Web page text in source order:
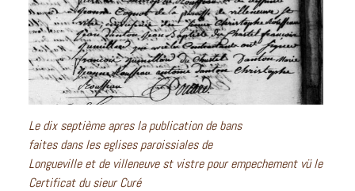
Le dix septième apres la publication de bans
faites dans les eglises paroissiales de
Longueville et de villeneuve st vistre pour empechement vü le
Certificat du sieur Curé